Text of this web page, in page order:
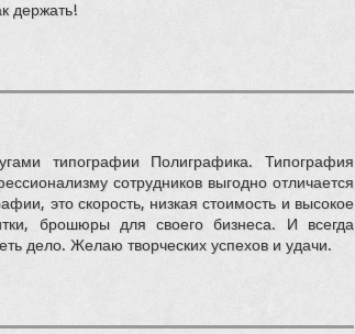
держать!
типографии Полиграфика. Типография
сотрудников выгодно отличается
это скорость, низкая стоимость и высокое
брошюры для своего бизнеса. И всегда
дело. Желаю творческих успехов и удачи.